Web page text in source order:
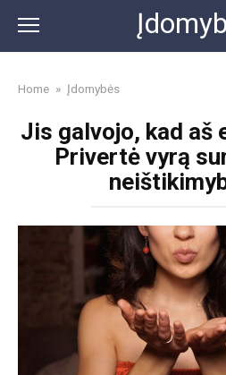
content
Home » Įdomybės
Jis galvojo, kad aš
Privertė vyrą